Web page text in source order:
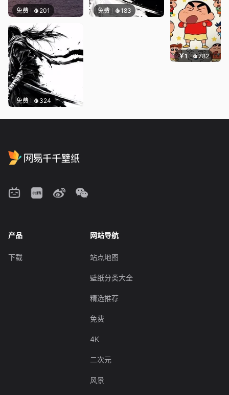
免费 201 免费 183
免费 324
￥1 782渔小小
产品
下载
网站导航
站点地图
壁纸分类大全
精选推荐
免费
4K
二次元
风景